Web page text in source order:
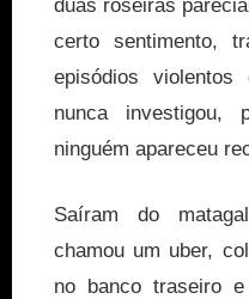
duas roseiras
certo sentimento,
episódios
nunca investigou,
ninguém apareceu
Saíram do
chamou um uber,
no banco traseiro